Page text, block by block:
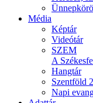
Média
Képtár
Videótár
SZEM
A
Hangtár
Szentföld
Napi